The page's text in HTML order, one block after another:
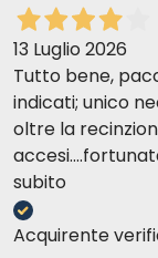
13 Luglio 2026
Tutto bene,
indicati; unico
oltre la
subito
Acquirente